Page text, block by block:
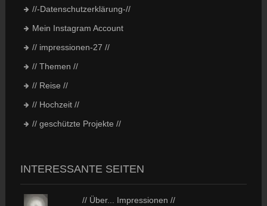
//-Datenschutzerklärung-//
Mein Instagram Account
// impressionen-27 //
// Themen //
// Reise //
// Hochzeit //
// geschützte Projekte //
INTERESSANTE SEITEN
// Über... Impressionen //